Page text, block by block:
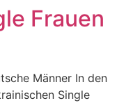
Frauen
Männer In den
Single